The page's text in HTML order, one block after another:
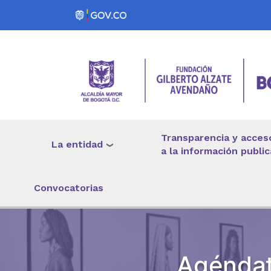
Pasar al contenido principal
La entidad
Transparencia y
a la información
Convocatorias